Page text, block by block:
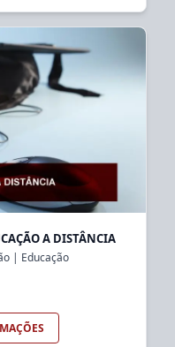
A DISTÂNCIA
| Educação